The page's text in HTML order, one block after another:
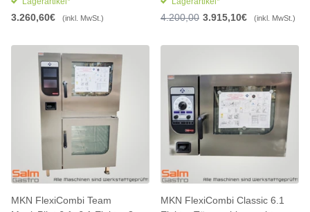
3.260,60€ (inkl. MwSt.) 4.200,00 3.915,10€ (inkl. MwSt.)
MKN FlexiCombi Team
MKN FlexiCombi Classic 6.1